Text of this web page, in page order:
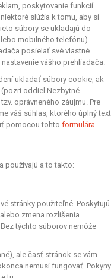
poskytovanie funkcií
slúžia k tomu, aby si
súbory se ukladajú do
mobilného telefónu).
posielať své vlastné
vášho prehliadača.
ukladať súbory cookie, ak
oddiel Nezbytné
oprávneného záujmu. Pre
váš súhlas, ktorého úplný text
pomocou tohto formulára
používajú a to takto:
stránky použiteľné. Poskytujú
zmena rozlišenia
týchto súborov nemôže
ale časť stránok se vám
nemusí fungovať. Pokyny